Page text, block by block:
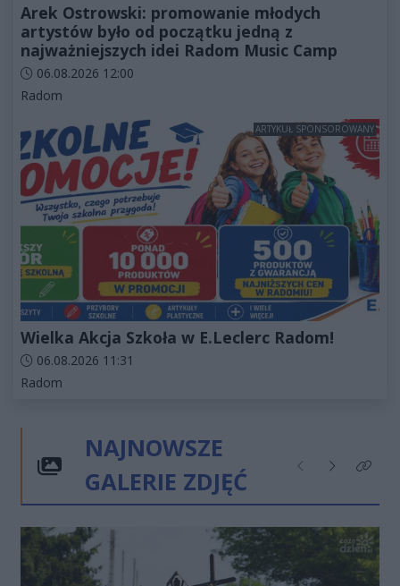
Arek Ostrowski: promowanie młodych
artystów było od początku jedną z
najważniejszych idei Radom Music Camp
Data dodania artykułu:
06.08.2026 12:00
Kategorie artykułu:
Radom
ARTYKUŁ SPONSOROWANY
Wielka Akcja Szkoła w E.Leclerc Radom!
Data dodania artykułu:
06.08.2026 11:31
Kategorie artykułu:
Radom
NAJNOWSZE
GALERIE ZDJĘĆ
Poprzednie
NastępneKliknij